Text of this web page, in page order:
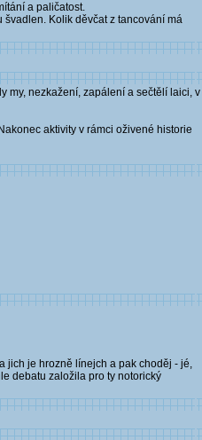
a paličatost.
Kolik děvčat z tancování má
my, nezkažení, zapálení a sečtělí laici, v
aktivity v rámci oživené historie
jich je hrozně línejch a pak choděj - jé,
debatu založila pro ty notorický